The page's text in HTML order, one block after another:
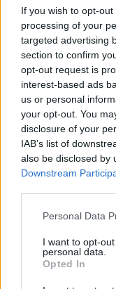
If you wish to opt-
processing of your
targeted advertising
section to confirm
opt-out request is
interest-based ads
us or personal
your opt-out. You
disclosure of your
IAB’s list of
also be disclosed by
Downstream
Please note that
not limited to your
grant or deny
use your data for
consent section.
Personal Data
I want to opt-
personal data.
Opted In
Πλήρωσαν ακριβά
μεθυσμένοι
αεροπλάνο»
Πήραν στο λαιμό
επιβάτες,
19.07.2023, 20:31 1